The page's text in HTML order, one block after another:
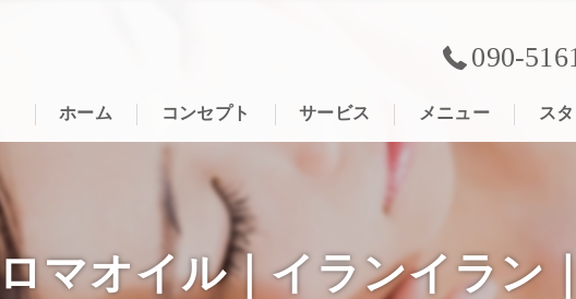
090-
ホーム コンセプト サービス メニュー ス
マオイル｜イランイラン